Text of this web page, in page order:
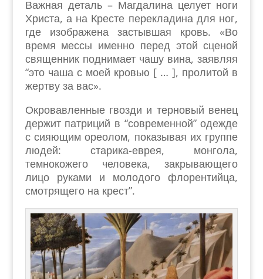
Важная деталь – Магдалина целует ноги
Христа, а на Кресте перекладина для ног,
где изображена застывшая кровь. «Во
время мессы именно перед этой сценой
священник поднимает чашу вина, заявляя
“это чаша с моей кровью [ … ], пролитой в
жертву за вас».
Окровавленные гвозди и терновый венец
держит патриций в “современной” одежде
с сияющим ореолом, показывая их группе
людей: старика-еврея, монгола,
темнокожего человека, закрывающего
лицо руками и молодого флорентийца,
смотрящего на крест”.